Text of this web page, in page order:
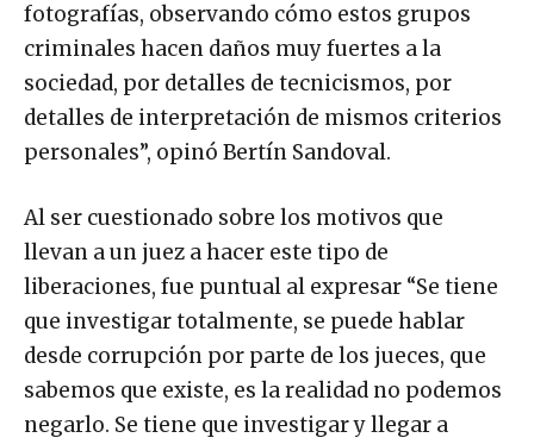
fotografías, observando cómo estos grupos
criminales hacen daños muy fuertes a la
sociedad, por detalles de tecnicismos, por
detalles de interpretación de mismos criterios
personales”, opinó Bertín Sandoval.
Al ser cuestionado sobre los motivos que
llevan a un juez a hacer este tipo de
liberaciones, fue puntual al expresar “Se tiene
que investigar totalmente, se puede hablar
desde corrupción por parte de los jueces, que
sabemos que existe, es la realidad no podemos
negarlo. Se tiene que investigar y llegar a